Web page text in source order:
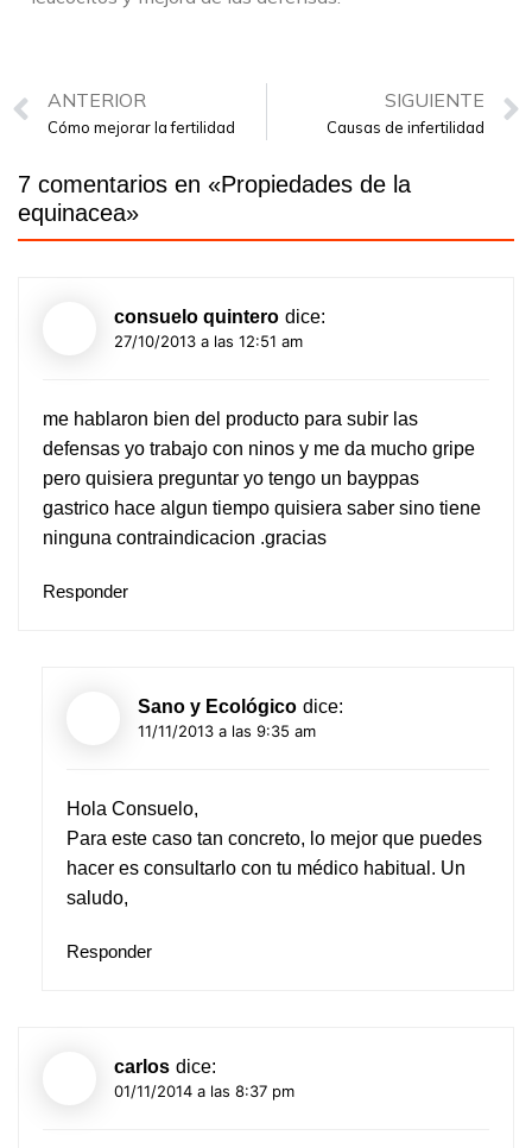
ANTERIOR
Cómo mejorar la fertilidad
SIGUIENTE
Causas de infertilidad
7 comentarios en «Propiedades de la
equinacea»
consuelo quintero dice:
27/10/2013 a las 12:51 am
me hablaron bien del producto para subir las
defensas yo trabajo con ninos y me da mucho gripe
pero quisiera preguntar yo tengo un bayppas
gastrico hace algun tiempo quisiera saber sino tiene
ninguna contraindicacion .gracias
Responder
Sano y Ecológico dice:
11/11/2013 a las 9:35 am
Hola Consuelo,
Para este caso tan concreto, lo mejor que puedes
hacer es consultarlo con tu médico habitual. Un
saludo,
Responder
carlos dice:
01/11/2014 a las 8:37 pm